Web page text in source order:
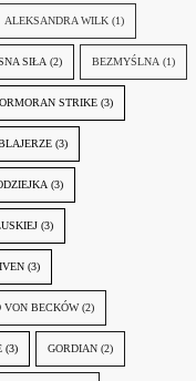
ALEKSANDRA WILK (1)
SIŁA (2) BEZMYŚLNA (1)
STRIKE (3)
(3)
(3)
(3)
(3)
VON BECKÓW (2)
(3) GORDIAN (2)